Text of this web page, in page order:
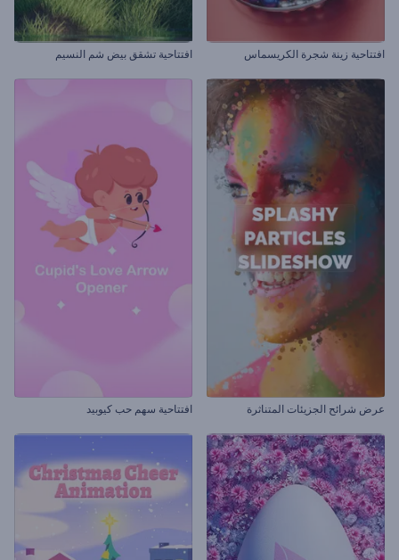
افتتاحية زينة شجرة الكريسماس افتتاحية تشقق بيض شم النسيم
عرض شرائح الجزيئات المتناثرة افتتاحية سهم حب كيوبيد